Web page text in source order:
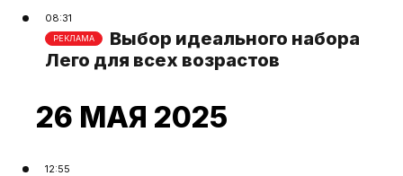
08:31
РЕКЛАМА
Выбор идеального набора
Лего для всех возрастов
26 МАЯ 2025
12:55